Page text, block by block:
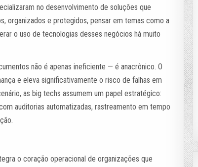
no desenvolvimento de soluções que
organizados e protegidos, pensar em temas como a
o uso de tecnologias desses negócios há muito
não é apenas ineficiente — é anacrônico. O
e eleva significativamente o risco de falhas em
as big techs assumem um papel estratégico:
auditorias automatizadas, rastreamento em tempo
o coração operacional de organizações que